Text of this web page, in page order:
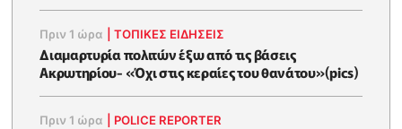
Πριν 1 ώρα |ΤΟΠΙΚΕΣ ΕΙΔΗΣΕΙΣ
Διαμαρτυρία πολιτών έξω από τις βάσεις
Ακρωτηρίου- «Όχι στις κεραίες του θανάτου»(pics)
Πριν 1 ώρα POLICE REPORTER